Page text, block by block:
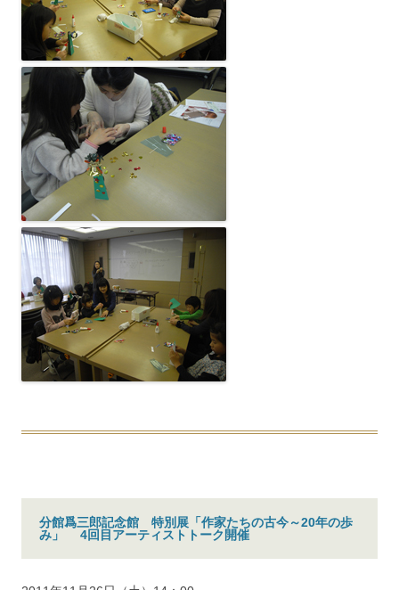
分館爲三郎記念館 特別展「作家たちの古今～20年の歩
み」 4回目アーティストトーク開催